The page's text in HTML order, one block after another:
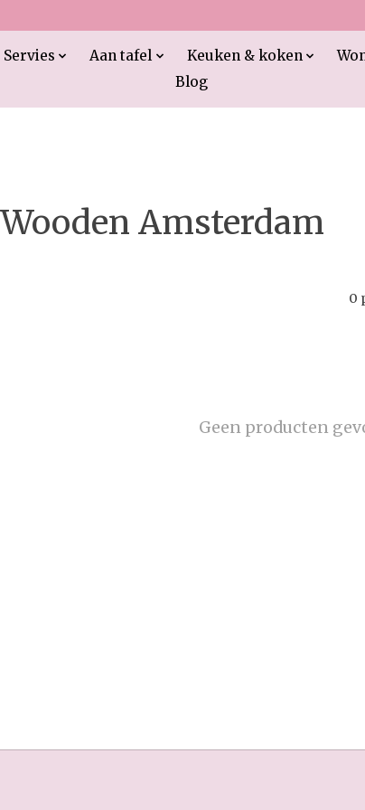
Servies Aan tafel Keuken & koken
Blog
Wooden Amsterdam
0
Geen producten